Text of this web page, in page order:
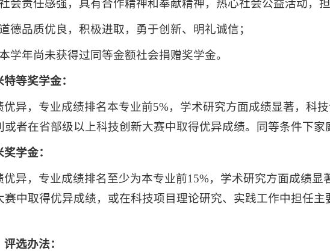
会责任感强，具有合作精神和奉献精神，热心社会公益活动，
德品质优良，积极进取，勇于创新、明礼诚信；
学年尚未获得过同等金额社会捐赠奖学金。
特等奖学金：
优异，专业成绩排名本专业前5%，学术研究方面成绩显著，科
或者在省部级以上科技创新大赛中取得优异成绩。同等条件下家
学金：
优异，专业成绩排名至少为本专业前15%，学术研究方面成绩
赛中取得优异成绩，或在科技项目理论研究、实践工作中担任
评选办法：